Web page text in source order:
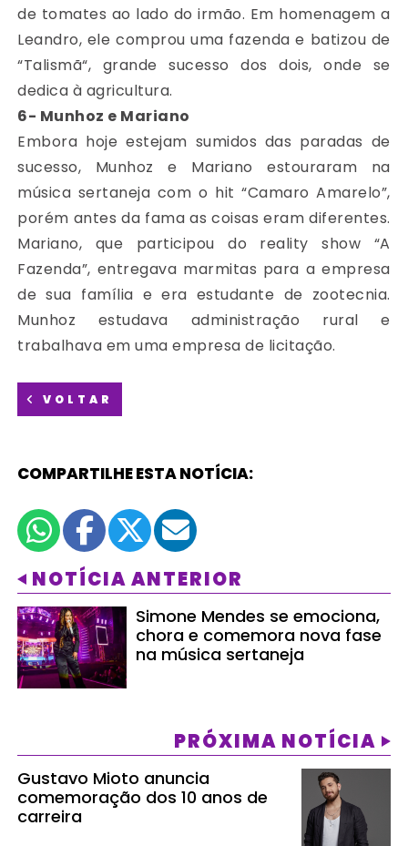
de tomates ao lado do irmão. Em homenagem a
Leandro, ele comprou uma fazenda e batizou de
“Talismã“, grande sucesso dos dois, onde se
dedica à agricultura.
6- Munhoz e Mariano
Embora hoje estejam sumidos das paradas de
sucesso, Munhoz e Mariano estouraram na
música sertaneja com o hit “Camaro Amarelo”,
porém antes da fama as coisas eram diferentes.
Mariano, que participou do reality show “A
Fazenda”, entregava marmitas para a empresa
de sua família e era estudante de zootecnia.
Munhoz estudava administração rural e
trabalhava em uma empresa de licitação.
VOLTAR
COMPARTILHE ESTA NOTÍCIA:
NOTÍCIA ANTERIOR
Simone Mendes se emociona,
chora e comemora nova fase
na música sertaneja
PRÓXIMA NOTÍCIA
Gustavo Mioto anuncia
comemoração dos 10 anos de
carreira